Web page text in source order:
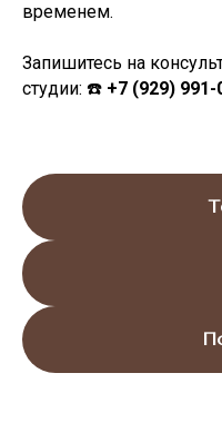
временем.
Запишитесь на
студии: ☎️ +7 (929) 991-